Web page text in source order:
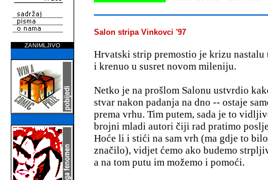
ZANIMLJIVO
Salon stripa Vinkovci '97
Hrvatski strip premostio je krizu nastalu
i krenuo u susret novom mileniju.
Netko je na prošlom Salonu ustvrdio
stvar nakon padanja na dno -- ostaje
prema vrhu. Tim putem, sada je to
brojni mladi autori čiji rad pratimo
Hoće li i stići na sam vrh (ma gdje to
značilo), vidjet ćemo ako budemo
a na tom putu im možemo i pomoći.